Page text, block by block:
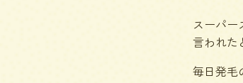
スーパー
言われた
毎日発毛